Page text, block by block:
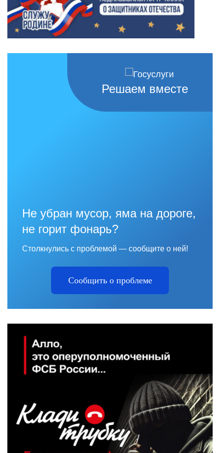
Решаем вместе
Не убран мусор, яма на дороге,
не горит фонарь?
Столкнулись с проблемой — сообщите о ней!
Сообщить о проблеме